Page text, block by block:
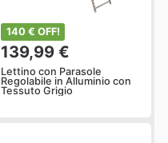
140 € OFF!
139,99 €
Lettino con Parasole
Regolabile in Alluminio con
Tessuto Grigio